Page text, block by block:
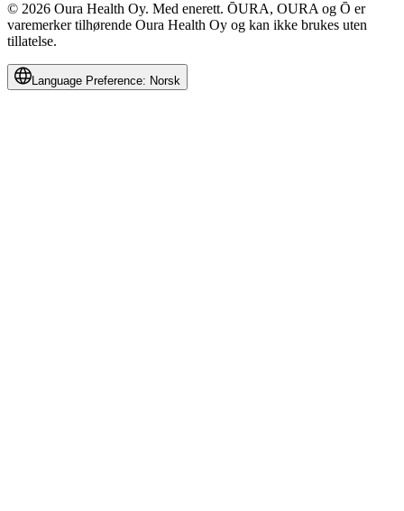
© 2026 Oura Health Oy. Med enerett. ŌURA, OURA og Ō er
varemerker tilhørende Oura Health Oy og kan ikke brukes uten
tillatelse.
Language Preference: Norsk